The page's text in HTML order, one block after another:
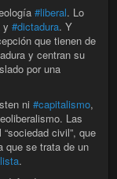
#liberal. Lo
y #dictadura. Y
que tienen de
y centran su
por una
ni #capitalismo,
Las
civil”, que
que se trata de un
.